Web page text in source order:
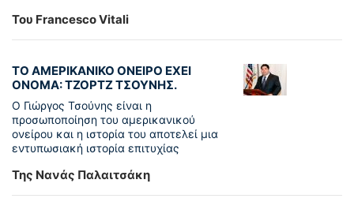
Του Francesco Vitali
ΤΟ ΑΜΕΡΙΚΑΝΙΚΟ ΟΝΕΙΡΟ ΕΧΕΙ
ΟΝΟΜΑ: ΤΖΟΡΤΖ ΤΣΟΥΝΗΣ.
Ο Γιώργος Τσούνης είναι η
προσωποποίηση του αμερικανικού
ονείρου και η ιστορία του αποτελεί μια
εντυπωσιακή ιστορία επιτυχίας
Της Νανάς Παλαιτσάκη